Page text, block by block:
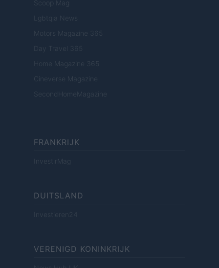
Scoop Mag
Lgbtqia News
Motors Magazine 365
Day Travel 365
Home Magazine 365
Cineverse Magazine
SecondHomeMagazine
FRANKRIJK
InvestirMag
DUITSLAND
Investieren24
VERENIGD KONINKRIJK